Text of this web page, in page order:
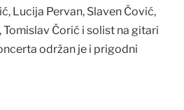
Lucija Pervan, Slaven Čović,
Čorić i solist na gitari
održan je i prigodni